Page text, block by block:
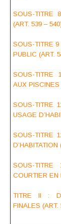
SOUS-TITRE
(ART. 539 –
SOUS-TITRE
PUBLIC (ART.
SOUS-TITRE
AUX PISCINES
SOUS-TITRE
USAGE
SOUS-TITRE
D’HABITATION
SOUS-
COURTIER EN
TITRE II :
FINALES (ART.